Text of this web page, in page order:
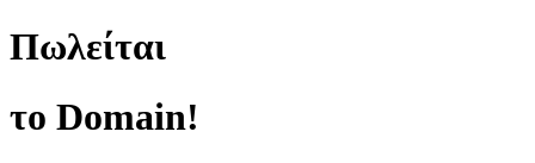
Πωλείται
το Domain!